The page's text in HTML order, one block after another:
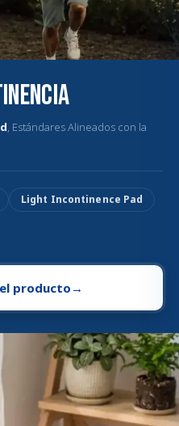
, Estándares Alineados con la
Light Incontinence Pad
producto →